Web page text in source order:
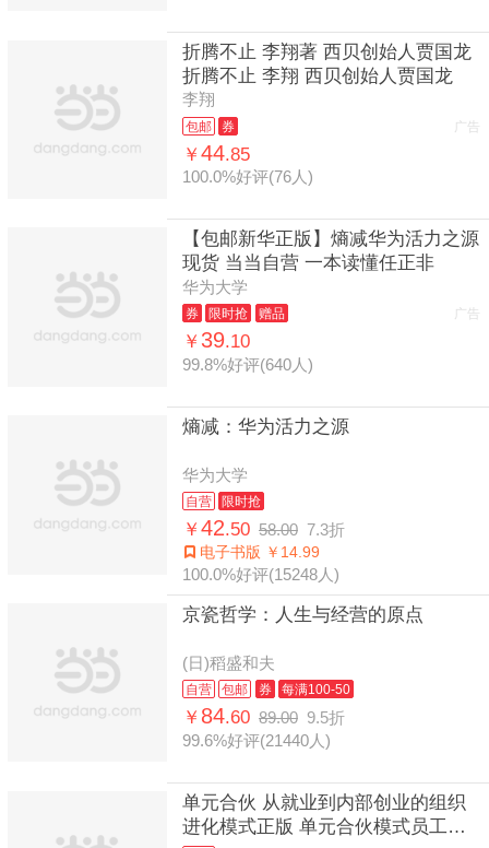
折腾不止 李翔著 西贝创始人贾国龙
折腾不止 李翔 西贝创始人贾国龙
李翔
包邮 券 广告
￥ 44.85
100.0%好评(76人)
【包邮新华正版】熵减华为活力之源
现货 当当自营 一本读懂任正非
华为大学
券 限时抢 赠品 广告
￥ 39.10
99.8%好评(640人)
熵减：华为活力之源
华为大学
自营 限时抢
￥ 42.50 58.00 7.3折
电子书版 ￥14.99
100.0%好评(15248人)
京瓷哲学：人生与经营的原点
(日)稻盛和夫
自营 包邮 券 每满100-50
￥ 84.60 89.00 9.5折
99.6%好评(21440人)
单元合伙 从就业到内部创业的组织
进化模式正版 单元合伙模式员工管